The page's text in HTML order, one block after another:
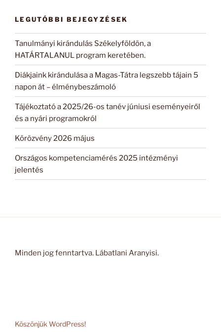
LEGUTÓBBI BEJEGYZÉSEK
Tanulmányi kirándulás Székelyföldön, a
HATÁRTALANUL program keretében.
Diákjaink kirándulása a Magas-Tátra legszebb tájain 5
napon át – élménybeszámoló
Tájékoztató a 2025/26-os tanév júniusi eseményeiről
és a nyári programokról
Körözvény 2026 május
Országos kompetenciamérés 2025 intézményi
jelentés
Minden jog fenntartva. Lábatlani Aranyisi.
Köszönjük WordPress!